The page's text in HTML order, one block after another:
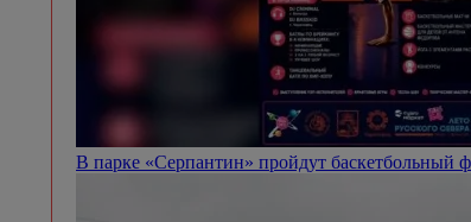
В парке «Серпантин» пройдут баскетбольный